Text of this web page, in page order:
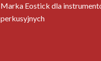
Marka Eostick dla
perkusyjnych